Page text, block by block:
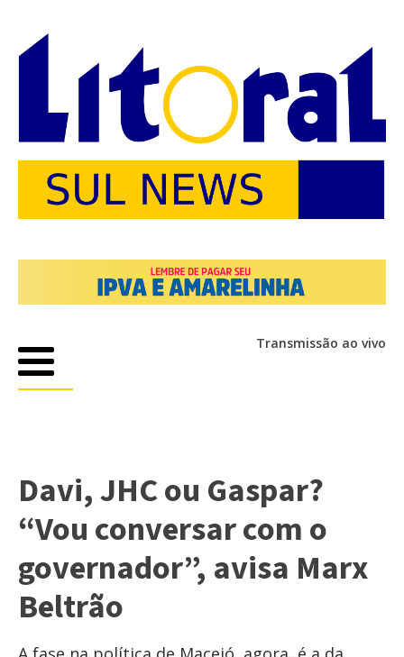
Transmissão ao vivo
Davi, JHC ou Gaspar?
“Vou conversar com o
governador”, avisa Marx
Beltrão